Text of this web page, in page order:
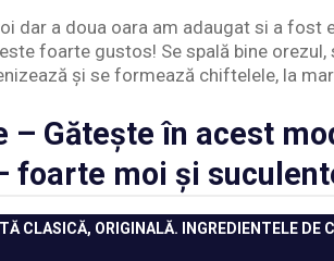
dar a doua oara am adaugat si a fost
foarte gustos! Se spală bine orezul,
și se formează chiftelele, la
– Gătește în acest
foarte moi și
CLASICĂ, ORIGINALĂ. INGREDIENTELE DE